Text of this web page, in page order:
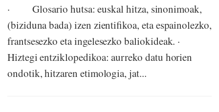
· Glosario hutsa: euskal hitza, sinonimoak,
(biziduna bada) izen zientifikoa, eta espainolezko,
frantsesezko eta ingelesezko baliokideak. ·
Hiztegi entziklopedikoa: aurreko datu horien
ondotik, hitzaren etimologia, jat...